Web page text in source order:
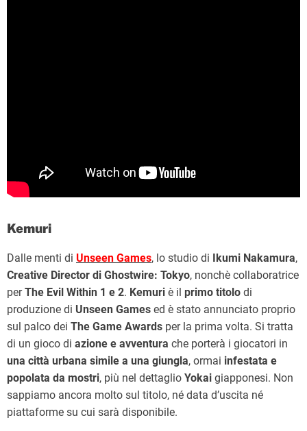
Kemuri
Dalle menti di Unseen Games, lo studio di Ikumi Nakamura,
Creative Director di Ghostwire: Tokyo, nonchè collaboratrice
perThe Evil Within 1 e 2. Kemuri è il primo titolo di
produzione di Unseen Games ed è stato annunciato proprio
sul palco dei The Game Awards per la prima volta. Si tratta
di un gioco di azione e avventura che porterà i giocatori in
una città urbana simile a una giungla, ormai infestata e
popolata da mostri, più nel dettaglio Yokai giapponesi. Non
sappiamo ancora molto sul titolo, né data d’uscita né
piattaforme su cui sarà disponibile.